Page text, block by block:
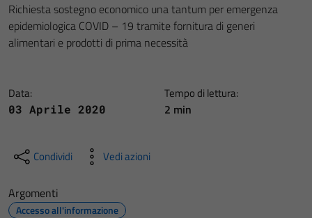
Richiesta sostegno economico una tantum per emergenza
epidemiologica COVID – 19 tramite fornitura di generi
alimentari e prodotti di prima necessità
Data:
03 Aprile 2020
Tempo di lettura:
2 min
Condividi Vedi azioni
Argomenti
Accesso all'informazione